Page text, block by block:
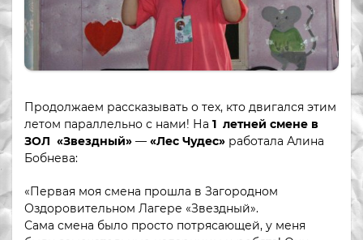
Продолжаем рассказывать о тех, кто двигался этим
летом параллельно с нами! На 1 летней смене в
ЗОЛ «Звездный» — «Лес Чудес» работала Алина
Бобнева:
«Первая моя смена прошла в Загородном
Оздоровительном Лагере «Звездный».
Сама смена было просто потрясающей, у меня